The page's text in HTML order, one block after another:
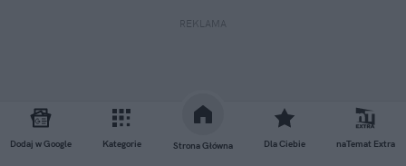
Dodaj w Google Kategorie Strona Główna Dla Ciebie naTemat Extra
REKLAMA